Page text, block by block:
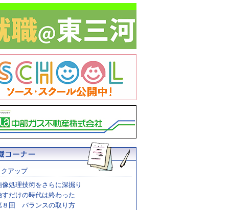
アップ
像処理技術をさらに深掘り
すだけの時代は終わった
８回 バランスの取り方